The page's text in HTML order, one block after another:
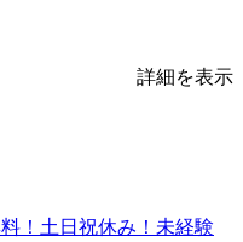
詳細を表示